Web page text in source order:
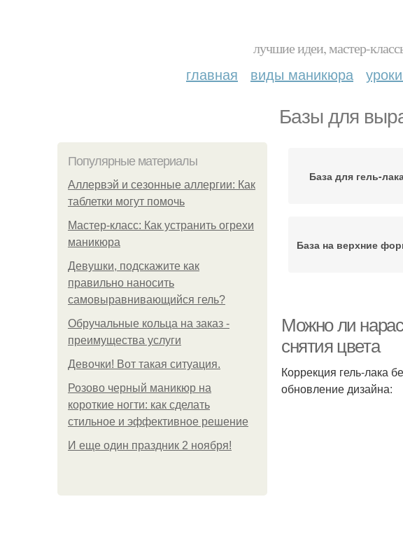
лучшие идеи, мастер-
главная виды маникюра
Базы для
Популярные материалы
Аллервэй и сезонные аллергии: Как
таблетки могут помочь
Мастер-класс: Как устранить огрехи
маникюра
Девушки, подскажите как
правильно наносить
самовыравнивающийся гель?
Обручальные кольца на заказ -
преимущества услуги
Девочки! Вот такая ситуация.
Розово черный маникюр на
короткие ногти: как сделать
стильное и эффективное решение
И еще один праздник 2 ноября!
База для гель-
База на верхние
Можно ли
снятия цвета
Коррекция гель-лака
обновление дизайна: